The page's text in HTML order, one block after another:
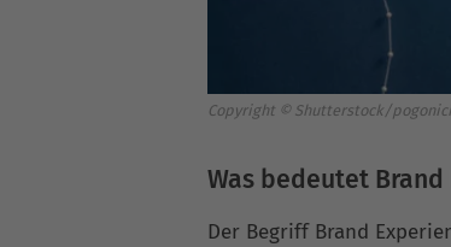
Copyright © Shutterstock/pogonici
Was bedeutet Brand
Der Begriff Brand